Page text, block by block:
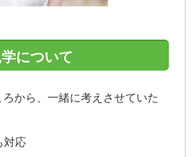
について
から、一緒に考えさせていた
対応